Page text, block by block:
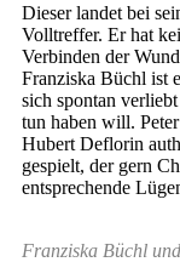
Dieser landet bei
Volltreffer. Er hat
Verbinden der
Franziska Büchl ist
sich spontan
tun haben will.
Hubert Deflorin
gespielt, der gern
entsprechende
Franziska Büchl